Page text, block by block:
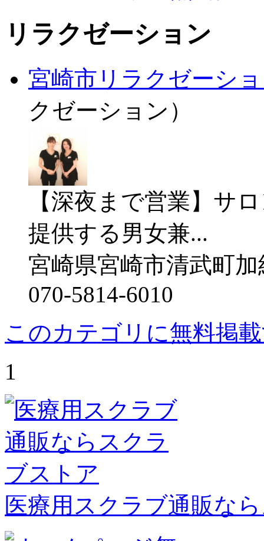
リラクゼーション
宮崎市リラクゼーシ
クゼーション）
【深夜まで営業】サ
提供する男女兼...
宮崎県宮崎市清武町
070-5814-6010
このカテゴリに無料掲
1
医療用スクラブ通販な